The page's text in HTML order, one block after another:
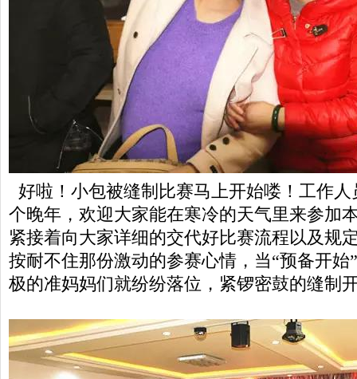
好啦！小包被缝制比赛马上开始喽！工作
个晚年，欢迎大家能在寒冷的天气里来参加
紧接着向大家详细的交代好比赛流程以及规
按耐不住那份激动的参赛心情，当“预备开始
极的准妈妈们就纷纷落位，紧锣密鼓的缝制